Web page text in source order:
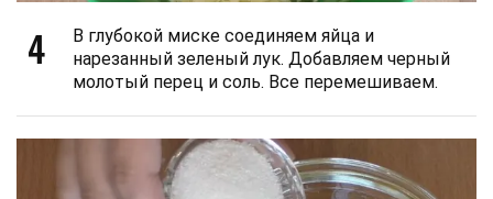
4
В глубокой миске соединяем яйца и
нарезанный зеленый лук. Добавляем черный
молотый перец и соль. Все перемешиваем.